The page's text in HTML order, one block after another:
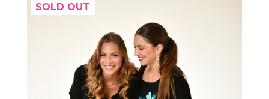
options
peuvent
être
choisies
sur
SOLD OUT